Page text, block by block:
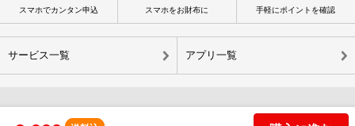
スマホでカンタン申込 スマホをお財布に 手軽にポイントを確認
サービス一覧 アプリ一覧